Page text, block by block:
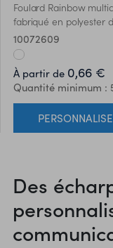
Foulard Rainbow
fabriqué en polyester
Avec un corps en
doux et coloré.
renfort sur les côtés. Une
fierté de foulard.
10072609
À partir de 0,66 €
Quantité minimum :
Des